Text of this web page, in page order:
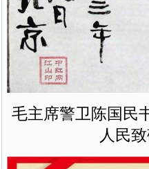
毛主席警卫陈国民
人民